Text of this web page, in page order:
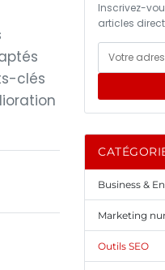
clés
Inscrivez-
articles
Business &
Marketing
Outils SEO